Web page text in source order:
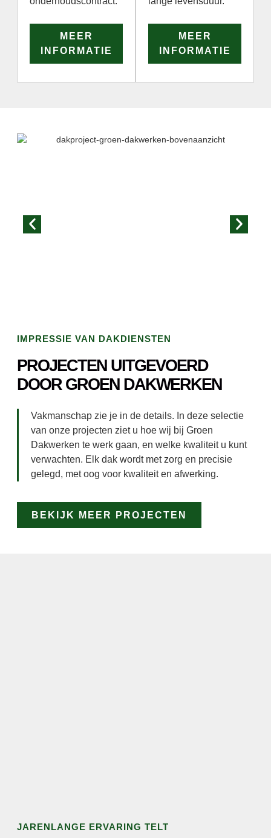
MEER
INFORMATIE
MEER
INFORMATIE
IMPRESSIE VAN DAKDIENSTEN
PROJECTEN UITGEVOERD
DOOR GROEN DAKWERKEN
Vakmanschap zie je in de details. In deze selectie
van onze projecten ziet u hoe wij bij Groen
Dakwerken te werk gaan, en welke kwaliteit u kunt
verwachten. Elk dak wordt met zorg en precisie
gelegd, met oog voor kwaliteit en afwerking.
BEKIJK MEER PROJECTEN
JARENLANGE ERVARING TELT